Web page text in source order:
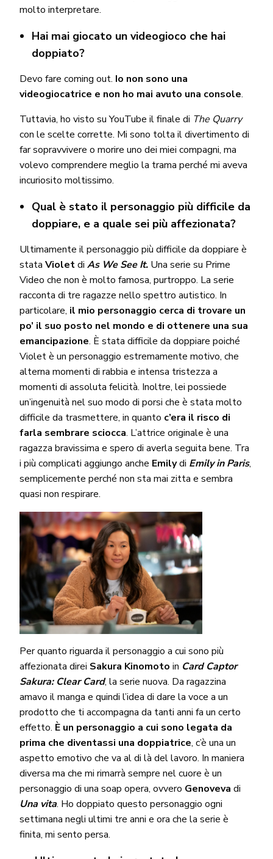
molto interpretare.
Hai mai giocato un videogioco che hai
doppiato?
Devo fare coming out. Io non sono una
videogiocatrice e non ho mai avuto una console.
Tuttavia, ho visto su YouTube il finale di The Quarry
con le scelte corrette. Mi sono tolta il divertimento di
far sopravvivere o morire uno dei miei compagni, ma
volevo comprendere meglio la trama perché mi aveva
incuriosito moltissimo.
Qual è stato il personaggio più difficile da
doppiare, e a quale sei più affezionata?
Ultimamente il personaggio più difficile da doppiare è
stata VioletdiAs We See It. Una serie su Prime
Video che non è molto famosa, purtroppo. La serie
racconta di tre ragazze nello spettro autistico. In
particolare, il mio personaggio cerca di trovare un
po’ il suo posto nel mondo e di ottenere una sua
emancipazione. È stata difficile da doppiare poiché
Violet è un personaggio estremamente motivo, che
alterna momenti di rabbia e intensa tristezza a
momenti di assoluta felicità. Inoltre, lei possiede
un’ingenuità nel suo modo di porsi che è stata molto
difficile da trasmettere, in quanto c’era il risco di
farla sembrare sciocca. L’attrice originale è una
ragazza bravissima e spero di averla seguita bene. Tra
i più complicati aggiungo anche Emilydi Emily in Paris,
semplicemente perché non sta mai zitta e sembra
quasi non respirare.
Per quanto riguarda il personaggio a cui sono più
affezionata direi Sakura Kinomoto in Card Captor
Sakura: Clear Card, la serie nuova. Da ragazzina
amavo il manga e quindi l’idea di dare la voce a un
prodotto che ti accompagna da tanti anni fa un certo
effetto. È un personaggio a cui sono legata da
prima che diventassi una doppiatrice, c’è una un
aspetto emotivo che va al di là del lavoro. In maniera
diversa ma che mi rimarrà sempre nel cuore è un
personaggio di una soap opera, ovvero Genoveva di
Una vita. Ho doppiato questo personaggio ogni
settimana negli ultimi tre anni e ora che la serie è
finita, mi sento persa.